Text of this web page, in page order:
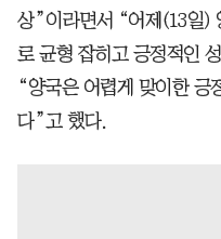
상”이라면서 “어제(13일)
로 균형 잡히고 긍정적인
“양국은 어렵게 맞이한 긍
다”고 했다.